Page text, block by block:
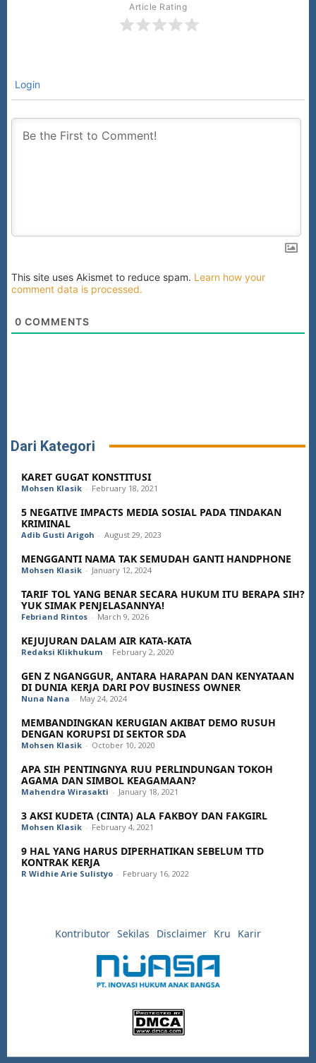
Article Rating
Login
This site uses Akismet to reduce spam. Learn how your
comment data is processed.
0 COMMENTS
Dari Kategori
KARET GUGAT KONSTITUSI
Mohsen Klasik - February 18, 2021
5 NEGATIVE IMPACTS MEDIA SOSIAL PADA TINDAKAN
KRIMINAL
Adib Gusti Arigoh - August 29, 2023
MENGGANTI NAMA TAK SEMUDAH GANTI HANDPHONE
Mohsen Klasik - January 12, 2024
TARIF TOL YANG BENAR SECARA HUKUM ITU BERAPA SIH?
YUK SIMAK PENJELASANNYA!
Febriand Rintos - March 9, 2026
KEJUJURAN DALAM AIR KATA-KATA
Redaksi Klikhukum - February 2, 2020
GEN Z NGANGGUR, ANTARA HARAPAN DAN KENYATAAN
DI DUNIA KERJA DARI POV BUSINESS OWNER
Nuna Nana - May 24, 2024
MEMBANDINGKAN KERUGIAN AKIBAT DEMO RUSUH
DENGAN KORUPSI DI SEKTOR SDA
Mohsen Klasik - October 10, 2020
APA SIH PENTINGNYA RUU PERLINDUNGAN TOKOH
AGAMA DAN SIMBOL KEAGAMAAN?
Mahendra Wirasakti - January 18, 2021
3 AKSI KUDETA (CINTA) ALA FAKBOY DAN FAKGIRL
Mohsen Klasik - February 4, 2021
9 HAL YANG HARUS DIPERHATIKAN SEBELUM TTD
KONTRAK KERJA
R Widhie Arie Sulistyo - February 16, 2022
Kontributor Sekilas Disclaimer Kru Karir